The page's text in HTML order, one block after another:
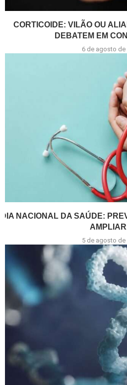
CORTICOIDE: VILÃO OU
DEBATEM EM
6 de agosto de
DIA NACIONAL DA SAÚDE:
5 de agosto de